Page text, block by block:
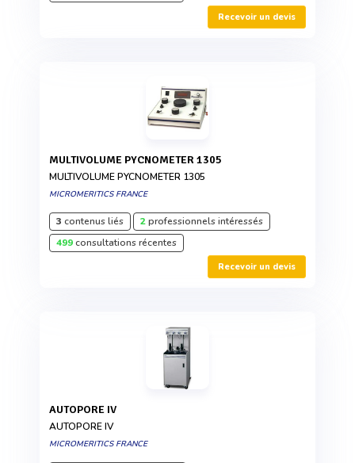
Recevoir un devis
MULTIVOLUME PYCNOMETER 1305
MULTIVOLUME PYCNOMETER 1305
MICROMERITICS FRANCE
3 contenus liés 2professionnels intéressés
499consultations récentes
Recevoir un devis
AUTOPORE IV
AUTOPORE IV
MICROMERITICS FRANCE